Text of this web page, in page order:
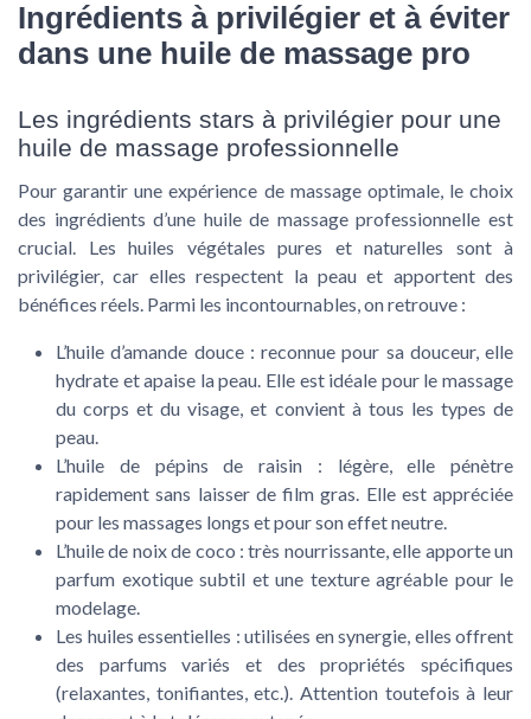
Ingrédients à privilégier et à éviter
dans une huile de massage pro
Les ingrédients stars à privilégier pour une
huile de massage professionnelle
Pour garantir une expérience de massage optimale, le choix
des ingrédients d’une huile de massage professionnelle est
crucial. Les huiles végétales pures et naturelles sont à
privilégier, car elles respectent la peau et apportent des
bénéfices réels. Parmi les incontournables, on retrouve :
L’huile d’amande douce: reconnue pour sa douceur, elle
hydrate et apaise la peau. Elle est idéale pour le massage
du corps et du visage, et convient à tous les types de
peau.
L’huile de pépins de raisin : légère, elle pénètre
rapidement sans laisser de film gras. Elle est appréciée
pour les massages longs et pour son effet neutre.
L’huile de noix de coco : très nourrissante, elle apporte un
parfum exotique subtil et une texture agréable pour le
modelage.
Les huiles essentielles : utilisées en synergie, elles offrent
des parfums variés et des propriétés spécifiques
(relaxantes, tonifiantes, etc.). Attention toutefois à leur